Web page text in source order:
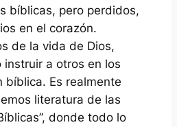
bíblicas, pero perdidos,
en el corazón.
de la vida de Dios,
a otros en los
bíblica. Es realmente
literatura de las
donde todo lo